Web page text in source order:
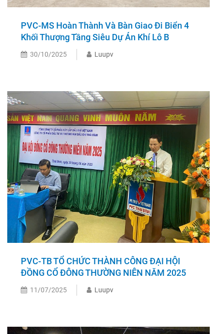
PVC-MS Hoàn Thành Và Bàn Giao Đi Biển 4
Khối Thượng Tầng Siêu Dự Án Khí Lô B
30/10/2025 Luupv
PVC-TB TỔ CHỨC THÀNH CÔNG ĐẠI HỘI
ĐỒNG CỔ ĐÔNG THƯỜNG NIÊN NĂM 2025
11/07/2025 Luupv